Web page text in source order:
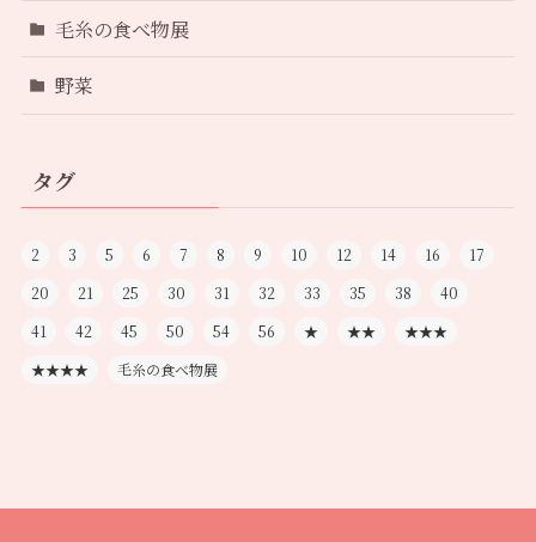
毛糸の食べ物展
野菜
タグ
2 3 5 6 7 8 9 10 12 14 16
17
20
21 25 30 31 32 33 35 38
40
41
42 45 50 54 56 ★ ★★
★★★
★★★★
毛糸の食べ物展